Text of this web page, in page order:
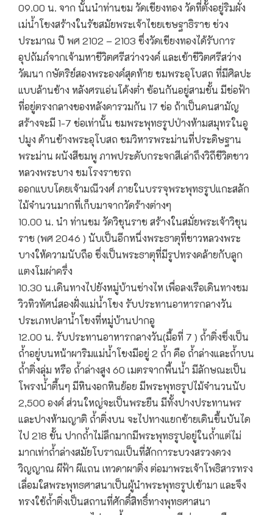
09.00 น. จาก นั้นนำท่านชม วัดเชียงทอง วัดที่ตั้งอยู่ริมผั่ง
เม่น้ำโขงสร้างในรัชสมัยพระเจ้าไชยเชษฐาธิราช ช่วง
ประมาณ ปี พศ 2102 – 2103 ซึ่งวัดเชียงทองได้รับการ
อุปถัมภ์จากเจ้ามหาชีวิตศรีสว่างวงค์ และเข้าชีวิตศรีสว่าง
วัฒนา กษัตริย์สองพระองค์สุดท้าย ชมพระอุโบสถ ที่มีศิลปะ
แบบล้านช้าง หลังศรแอ่นโค้งต่ำ ซ้อนกันอยู่สามชั้น มีช่อฟ้า
ที่อยู่ตรงกลางของหลังคารวมกัน 17 ช่อ ถ้าเป็นคนสามัญ
สร้างจะมี 1-7 ช่อเท่านั้น ชมพระพุทธรูปป่างห้ามสมุทรในอู
ปมูง ด้านข้างพระอุโบสถ ชมวิหารพระม่านที่ประดิษฐาน
พระม่าน ผนังสีชมพู ภาพประดับกระจกสีเล่าถึงวิถีชีวิตชาว
หลวงพระบาง ชมโรงราชรถ
ออกแบบโดยเจ้ามณีวงศ์ ภายในบรรจุพระพุทธรูปแกะสลัก
ไม้จำนวนมากที่เก็บมาจากวัดร้างต่างๆ
10.00 น. นำ ท่านชม วัดวิชุนราช สร้างในสมั่ยพระเจ้าวิชุน
ราช (พศ 2046 ) นับเป็นอีกหนึ่งพระธาตุที่ชาวหลวงพระ
บางให้ความนับถือ ซึ่งเป็นพระธาตุที่มีรูปทรงคล้ายกับลูก
แตงโมผ่าครึ่ง
10.30 น.เดินทางไปยังหมู่บ้านซ่างไห เพื่อลงเรือเดินทางชม
วิวทิวทัศน์สองฝั่งแม่น้ำโขง รับประทานอาหารกลางวัน
ประเภทปลาน้ำโขงที่หมู่บ้านปากอู
12.00 น. รับประทานอาหารกลางวัน(มื้อที่ 7 ) ถ้ำติ่งซึ่งเป็น
ถ้ำอยู่บนหน้าผาริมแม่น้ำโขงมีอยู่ 2 ถ้ำ คือ ถ้ำล่างและถ้ำบน
ถ้ำติ่งลุ่ม หรือ ถ้ำล่างสูง 60 เมตรจากพื้นน้ำ มีลักษณะเป็น
โพรงน้ำตื้นๆ มีหินงอกหินย้อย มีพระพุทธรูปไม้จำนวนนับ
2,500 องค์ ส่วนใหญ่จะเป็นพระยืน มีทั้งปางประทานพร
และปางห้ามญาติ ถ้ำติ่งบน จะไปทางแยกซ้ายเดินขึ้นบันได
ไป 218 ขั้น ปากถ้ำไม่ลึกมากมีพระพุทธรูปอยู่ในถ้ำแต่ไม่
มากเท่าถ้ำล่างสมัยโบราณเป็นที่สักการะบวงสรวงดวง
วิญญาณ ผีฟ้า ผีแถน เทวดาผาติ่ง ต่อมาพระเจ้าโพธิสารทรง
เลื่อมใสพระพุทธศาสนาเป็นผู้นำพระพุทธรูปเข้ามา และจึง
ทรงใช้ถ้ำติ่งเป็นสถานที่ศักดิ์สิทธิ์ทางพุทธศาสนา